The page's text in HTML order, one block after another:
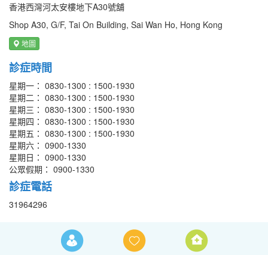
香港西灣河太安樓地下A30號舖
Shop A30, G/F, Tai On Building, Sai Wan Ho, Hong Kong
地圖
診症時間
星期一： 0830-1300 : 1500-1930
星期二： 0830-1300 : 1500-1930
星期三： 0830-1300 : 1500-1930
星期四： 0830-1300 : 1500-1930
星期五： 0830-1300 : 1500-1930
星期六： 0900-1330
星期日： 0900-1330
公眾假期： 0900-1330
診症電話
31964296